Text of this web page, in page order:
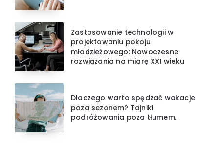
Zastosowanie technologii w
projektowaniu pokoju
młodzieżowego: Nowoczesne
rozwiązania na miarę XXI wieku
Dlaczego warto spędzać wakacje
poza sezonem? Tajniki
podróżowania poza tłumem.